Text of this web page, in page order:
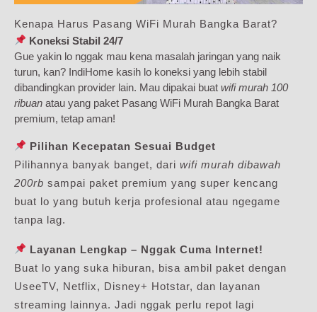
Kenapa Harus Pasang WiFi Murah Bangka Barat?
Koneksi Stabil 24/7
Gue yakin lo nggak mau kena masalah jaringan yang naik
turun, kan? IndiHome kasih lo koneksi yang lebih stabil
dibandingkan provider lain. Mau dipakai buat wifi murah 100
ribuan atau yang paket Pasang WiFi Murah Bangka Barat
premium, tetap aman!
Pilihan Kecepatan Sesuai Budget
Pilihannya banyak banget, dari wifi murah dibawah
200rb sampai paket premium yang super kencang
buat lo yang butuh kerja profesional atau ngegame
tanpa lag.
Layanan Lengkap – Nggak Cuma Internet!
Buat lo yang suka hiburan, bisa ambil paket dengan
UseeTV, Netflix, Disney+ Hotstar, dan layanan
streaming lainnya. Jadi nggak perlu repot lagi